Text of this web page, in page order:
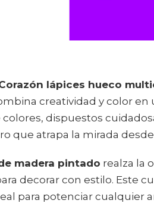
lápices hueco
creatividad y color en
colores, dispuestos
que atrapa la mirada
madera pintado realza la
decorar con estilo. Este
para potenciar cualquier